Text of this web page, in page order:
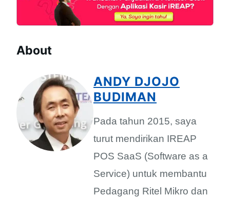
About
ANDY DJOJO
BUDIMAN
Pada tahun 2015, saya
turut mendirikan IREAP
POS SaaS (Software as a
Service) untuk membantu
Pedagang Ritel Mikro dan